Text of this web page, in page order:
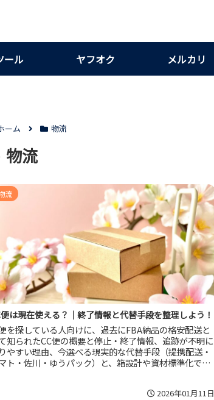
ール ヤフオク メルカリ
ーム 物流
物流
流
は現在使える？｜終了情報と代替手段を整理しよう！
を探している人向けに、過去にFBA納品の格安配送と
知られたCC便の概要と停止・終了情報、追跡が不明に
やすい理由、今選べる現実的な代替手段（提携配送・
ト・佐川・ゆうパック）と、箱設計や資材標準化で納
2026年01月11日